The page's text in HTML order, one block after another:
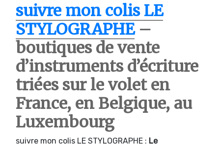
suivre mon colis LE
STYLOGRAPHE–
boutiques de vente
d’instruments d’écriture
triées sur le volet en
France, en Belgique, au
Luxembourg
suivre mon colis LE STYLOGRAPHE : Le